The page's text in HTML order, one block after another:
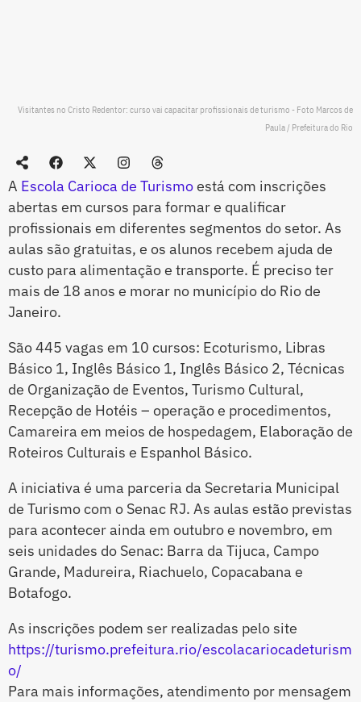
Visitantes no Cristo Redentor: curso vai capacitar profissionais de turismo - Foto Marcos de
Paula / Prefeitura do Rio
A Escola Carioca de Turismoestá com inscrições
abertas em cursos para formar e qualificar
profissionais em diferentes segmentos do setor. As
aulas são gratuitas, e os alunos recebem ajuda de
custo para alimentação e transporte. É preciso ter
mais de 18 anos e morar no município do Rio de
Janeiro.
São 445 vagas em 10 cursos: Ecoturismo, Libras
Básico 1, Inglês Básico 1, Inglês Básico 2, Técnicas
de Organização de Eventos, Turismo Cultural,
Recepção de Hotéis – operação e procedimentos,
Camareira em meios de hospedagem, Elaboração de
Roteiros Culturais e Espanhol Básico.
A iniciativa é uma parceria da Secretaria Municipal
de Turismo com o Senac RJ. As aulas estão previstas
para acontecer ainda em outubro e novembro, em
seis unidades do Senac: Barra da Tijuca, Campo
Grande, Madureira, Riachuelo, Copacabana e
Botafogo.
As inscrições podem ser realizadas pelo site
https://turismo.prefeitura.rio/escolacariocadeturism
o/
Para mais informações, atendimento por mensagem